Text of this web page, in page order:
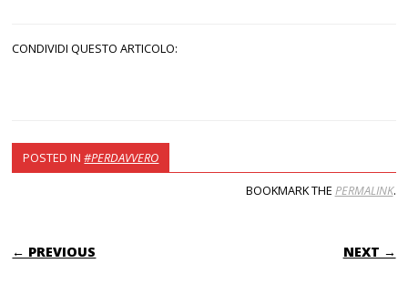
CONDIVIDI QUESTO ARTICOLO:
POSTED IN#PERDAVVERO
BOOKMARK THE PERMALINK.
POST NAVIGATION
← PREVIOUS NEXT →